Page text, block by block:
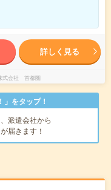
詳しく見る
式会社 首都圏
をタップ！
派遣会社から
が届きます！